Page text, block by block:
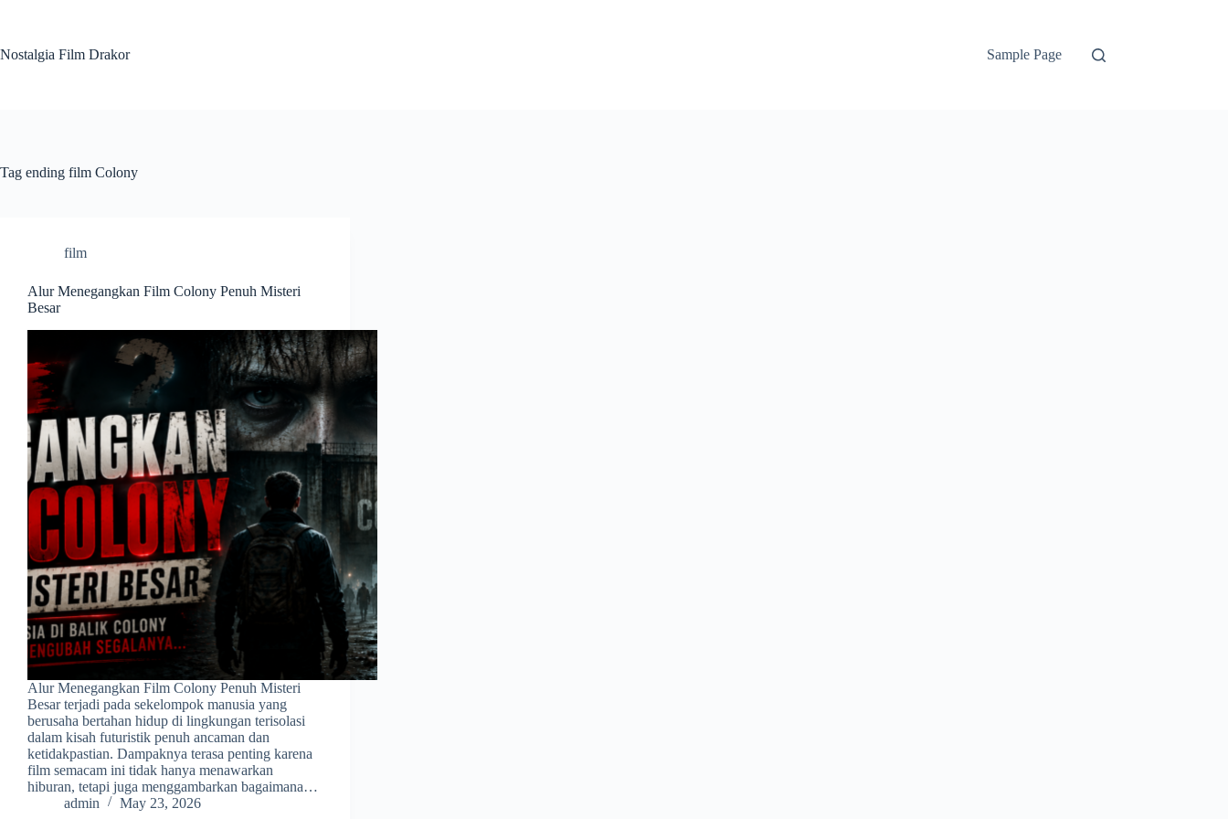
Nostalgia Film Drakor
Sample Page
Tag ending film Colony
film
Alur Menegangkan Film Colony Penuh Misteri
Besar
Alur Menegangkan Film Colony Penuh Misteri
Besar terjadi pada sekelompok manusia yang
berusaha bertahan hidup di lingkungan terisolasi
dalam kisah futuristik penuh ancaman dan
ketidakpastian. Dampaknya terasa penting karena
film semacam ini tidak hanya menawarkan
hiburan, tetapi juga menggambarkan bagaimana…
admin
May 23, 2026